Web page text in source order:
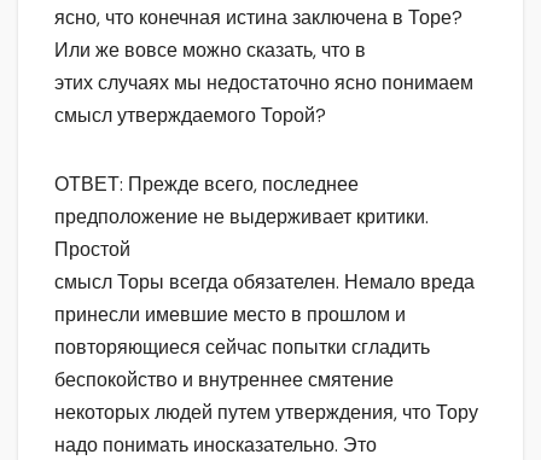
ясно, что конечная истина заключена в Торе?
Или же вовсе можно сказать, что в
этих случаях мы недостаточно ясно понимаем
смысл утверждаемого Торой?
ОТВЕТ: Прежде всего, последнее
предположение не выдерживает критики.
Простой
смысл Торы всегда обязателен. Немало вреда
принесли имевшие место в прошлом и
повторяющиеся сейчас попытки сгладить
беспокойство и внутреннее смятение
некоторых людей путем утверждения, что Тору
надо понимать иносказательно. Это